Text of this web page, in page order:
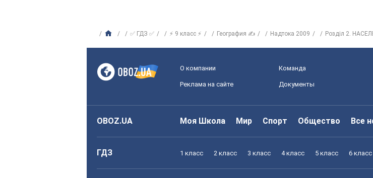
✅ ГДЗ ✅ ⚡ 9 класс ⚡ География ✍ Надтока 2009 Розділ 2.
О компании Команда
Реклама на сайте Документы
OBOZ.UA Моя Школа Мир Спорт Общество Все
ГДЗ 1 класс 2 класс 3 класс 4 класс 5 класс 6 класс